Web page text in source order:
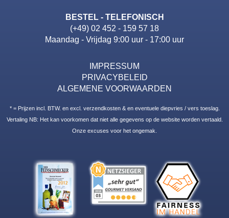
BESTEL - TELEFONISCH
(+49) 02 452 - 159 57 18
Maandag - Vrijdag 9:00 uur - 17:00 uur
IMPRESSUM
PRIVACYBELEID
ALGEMENE VOORWAARDEN
* = Prijzen incl. BTW. en excl. verzendkosten & en eventuele diepvries / vers toeslag.
Vertaling NB: Het kan voorkomen dat niet alle gegevens op de website worden vertaald.
Onze excuses voor het ongemak.